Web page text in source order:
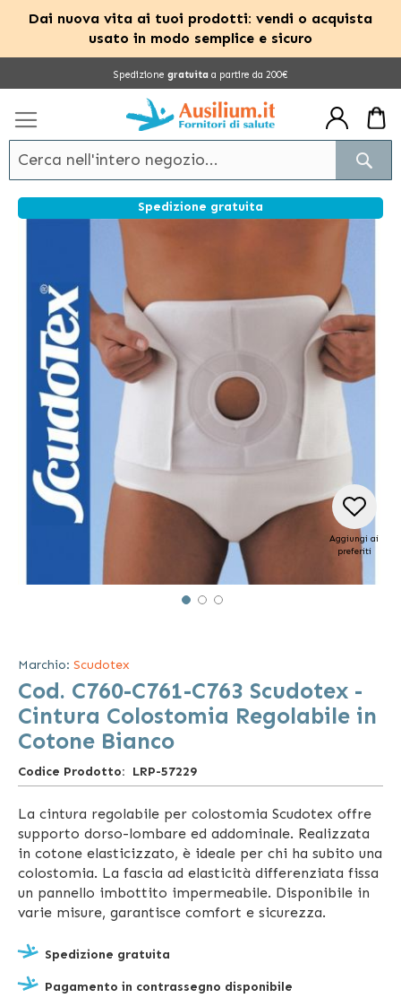
Dai nuova vita ai tuoi prodotti: vendi o acquista
usato in modo semplice e sicuro
Spedizione gratuita a partire da 200€
Spedizione gratuita
della
galleria
immagini
galleria
di
immagini
Aggiungi ai
preferiti
Marchio: Scudotex
Cod. C760-C761-C763 Scudotex -
Cintura Colostomia Regolabile in
Cotone Bianco
Codice Prodotto LRP-57229
La cintura regolabile per colostomia Scudotex offre
supporto dorso-lombare ed addominale. Realizzata
in cotone elasticizzato, è ideale per chi ha subito una
colostomia. La fascia ad elasticità differenziata fissa
un pannello imbottito impermeabile. Disponibile in
varie misure, garantisce comfort e sicurezza.
Spedizione gratuita
Pagamento in contrassegno disponibile